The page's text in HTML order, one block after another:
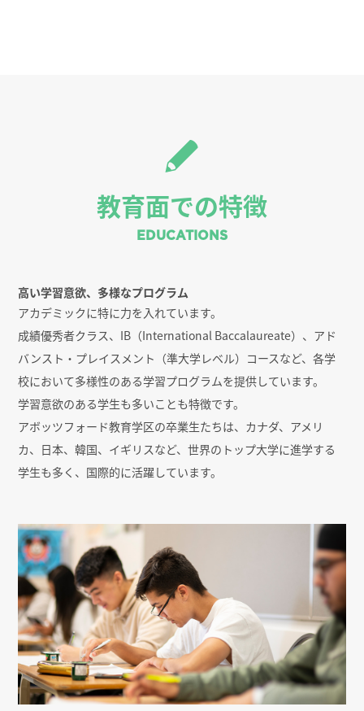
教育面での特徴
EDUCATIONS
高い学習意欲、多様なプログラム
アカデミックに特に力を入れています。
成績優秀者クラス、IB（International Baccalaureate）、アド
バンスト・プレイスメント（準大学レベル）コースなど、各学
校において多様性のある学習プログラムを提供しています。
学習意欲のある学生も多いことも特徴です。
アボッツフォード教育学区の卒業生たちは、カナダ、アメリ
カ、日本、韓国、イギリスなど、世界のトップ大学に進学する
学生も多く、国際的に活躍しています。